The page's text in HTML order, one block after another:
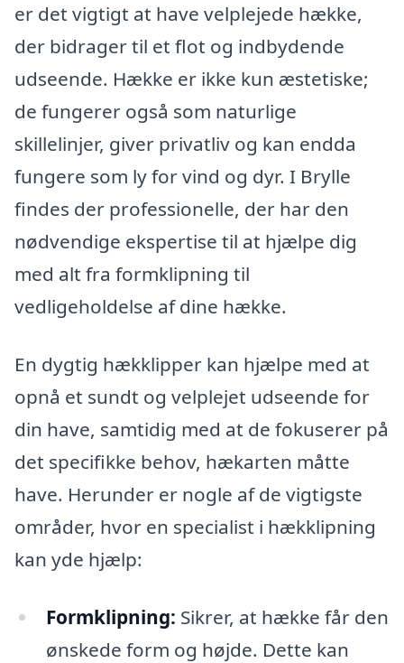
er det vigtigt at have velplejede hække,
der bidrager til et flot og indbydende
udseende. Hække er ikke kun æstetiske;
de fungerer også som naturlige
skillelinjer, giver privatliv og kan endda
fungere som ly for vind og dyr. I Brylle
findes der professionelle, der har den
nødvendige ekspertise til at hjælpe dig
med alt fra formklipning til
vedligeholdelse af dine hække.
En dygtig hækklipper kan hjælpe med at
opnå et sundt og velplejet udseende for
din have, samtidig med at de fokuserer på
det specifikke behov, hækarten måtte
have. Herunder er nogle af de vigtigste
områder, hvor en specialist i hækklipning
kan yde hjælp:
Formklipning: Sikrer, at hække får den
ønskede form og højde. Dette kan